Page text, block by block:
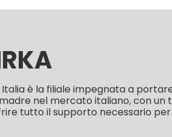
Italia è la filiale impegnata a
nel mercato italiano, con
tutto il supporto necessario